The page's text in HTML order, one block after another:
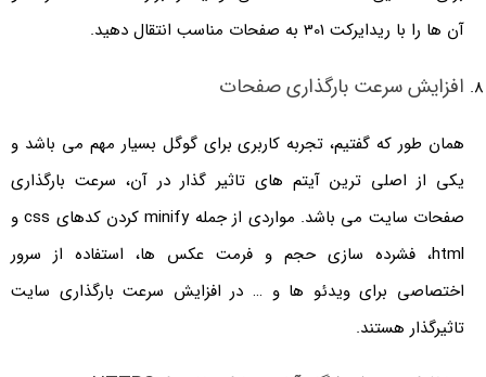
آن ها را با ریدایرکت 301 به صفحات مناسب انتقال دهید.
افزایش سرعت بارگذاری صفحات
همان طور که گفتیم، تجربه کاربری برای گوگل بسیار مهم می باشد و
یکی از اصلی ترین آیتم های تاثیر گذار در آن، سرعت بارگذاری
صفحات سایت می باشد. مواردی از جمله minify کردن کدهای css و
html، فشرده سازی حجم و فرمت عکس ها، استفاده از سرور
اختصاصی برای ویدئو ها و … در افزایش سرعت بارگذاری سایت
تاثیرگذار هستند.